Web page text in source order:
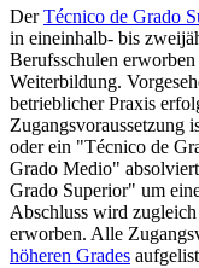
DerTécnico de Grado
in eineinhalb- bis
Berufsschulen
Weiterbildung.
betrieblicher Praxis
Zugangsvoraussetzung
oder ein "Técnico de
Grado Medio"
Grado Superior" um
Abschluss wird
erworben. Alle
höheren Grades